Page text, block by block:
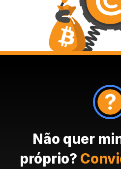
Não quer
próprio?